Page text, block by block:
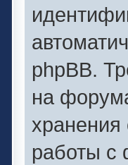
phpBB.
на
работы с